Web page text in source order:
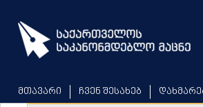
main
content
მთავარი ჩვენ შესახებ